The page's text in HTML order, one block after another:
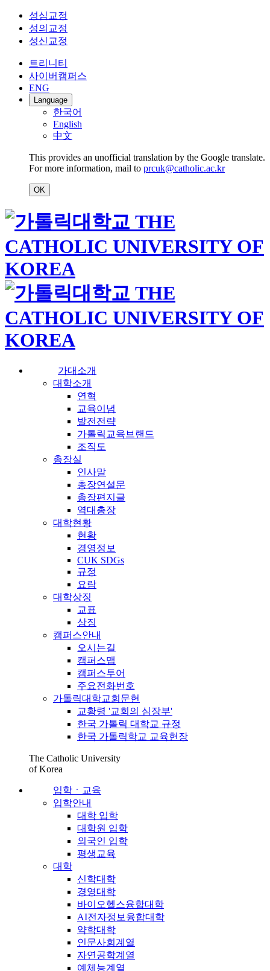
성심교정
성의교정
성신교정
트리니티
사이버캠퍼스
ENG
Language
한국어
English
中文
This provides an unofficial translation by the Google translate.
For more information, mail to prcuk@catholic.ac.kr
OK
가대소개
대학소개
연혁
교육이념
발전전략
가톨릭교육브랜드
조직도
총장실
인사말
총장연설문
총장편지글
역대총장
대학현황
현황
경영정보
CUK SDGs
규정
요람
대학상징
교표
상징
캠퍼스안내
오시는길
캠퍼스맵
캠퍼스투어
주요전화번호
가톨릭대학교회문헌
교황령 '교회의 심장부'
한국 가톨릭 대학교 규정
한국 가톨릭학교 교육헌장
The Catholic University
of Korea
입학ㆍ교육
입학안내
대학 입학
대학원 입학
외국인 입학
평생교육
대학
신학대학
경영대학
바이오헬스융합대학
AI전자정보융합대학
약학대학
인문사회계열
자연공학계열
예체능계열